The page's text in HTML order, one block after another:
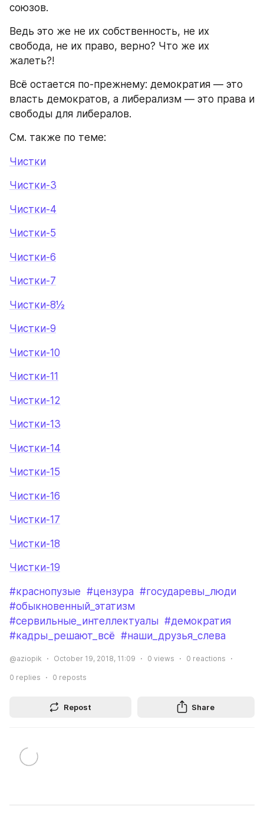
союзов.
Ведь это же не их собственность, не их
свобода, не их право, верно? Что же их
жалеть?!
Всё остается по-прежнему: демократия — это
власть демократов, а либерализм — это права и
свободы для либералов.
См. также по теме:
Чистки
Чистки-3
Чистки-4
Чистки-5
Чистки-6
Чистки-7
Чистки-8½
Чистки-9
Чистки-10
Чистки-11
Чистки-12
Чистки-13
Чистки-14
Чистки-15
Чистки-16
Чистки-17
Чистки-18
Чистки-19
#краснопузые #цензура #государевы_люди
#обыкновенный_этатизм
#сервильные_интеллектуалы #демократия
#кадры_решают_всё #наши_друзья_слева
@aziopik October 19, 2018, 11:09 0 views 0 reactions
0 replies 0 reposts
Repost Share